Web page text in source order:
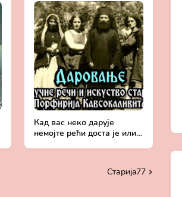
Кад вас неко дарује
немојте рећи доста је или
Старијa77